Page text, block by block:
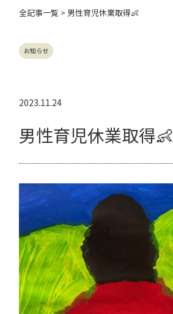
全記事一覧 > 男性育児休業取得👶
お知らせ
2023.11.24
男性育児休業取得👶